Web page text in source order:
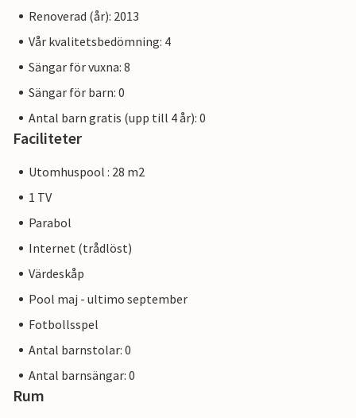
Renoverad (år): 2013
Vår kvalitetsbedömning: 4
Sängar för vuxna: 8
Sängar för barn: 0
Antal barn gratis (upp till 4 år): 0
Faciliteter
Utomhuspool : 28 m2
1 TV
Parabol
Internet (trådlöst)
Värdeskåp
Pool maj - ultimo september
Fotbollsspel
Antal barnstolar: 0
Antal barnsängar: 0
Rum